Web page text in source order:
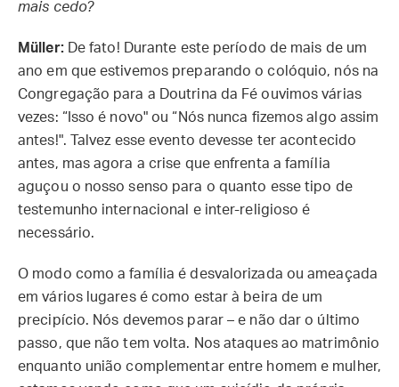
mais cedo?
Müller:
De fato! Durante este período de mais de um
ano em que estivemos preparando o colóquio, nós na
Congregação para a Doutrina da Fé ouvimos várias
vezes: “Isso é novo" ou “Nós nunca fizemos algo assim
antes!". Talvez esse evento devesse ter acontecido
antes, mas agora a crise que enfrenta a família
aguçou o nosso senso para o quanto esse tipo de
testemunho internacional e inter-religioso é
necessário.
O modo como a família é desvalorizada ou ameaçada
em vários lugares é como estar à beira de um
precipício. Nós devemos parar – e não dar o último
passo, que não tem volta. Nos ataques ao matrimônio
enquanto união complementar entre homem e mulher,